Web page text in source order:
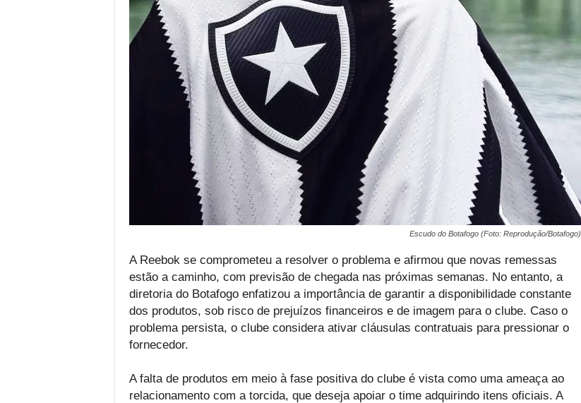
Escudo do Botafogo (Foto: Reprodução/Botafogo)
A Reebok se comprometeu a resolver o problema e afirmou que novas remessas
estão a caminho, com previsão de chegada nas próximas semanas. No entanto, a
diretoria do Botafogo enfatizou a importância de garantir a disponibilidade constante
dos produtos, sob risco de prejuízos financeiros e de imagem para o clube. Caso o
problema persista, o clube considera ativar cláusulas contratuais para pressionar o
fornecedor.
A falta de produtos em meio à fase positiva do clube é vista como uma ameaça ao
relacionamento com a torcida, que deseja apoiar o time adquirindo itens oficiais. A